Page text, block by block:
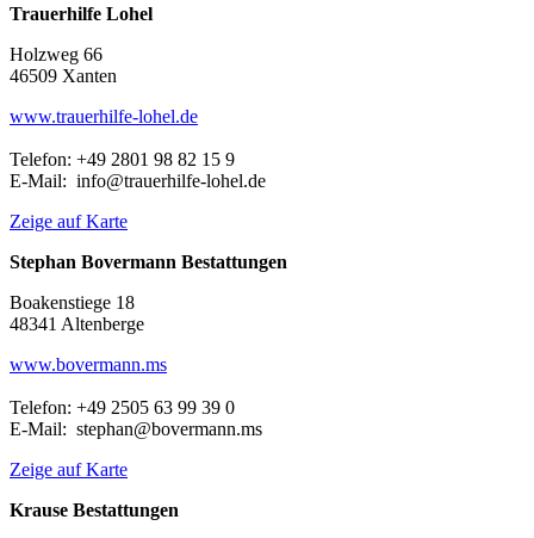
Trauerhilfe Lohel
Holzweg 66
46509 Xanten
www.trauerhilfe-lohel.de
Telefon: +49 2801 98 82 15 9
E-Mail: info@trauerhilfe-lohel.de
Zeige auf Karte
Stephan Bovermann Bestattungen
Boakenstiege 18
48341 Altenberge
www.bovermann.ms
Telefon: +49 2505 63 99 39 0
E-Mail: stephan@bovermann.ms
Zeige auf Karte
Krause Bestattungen